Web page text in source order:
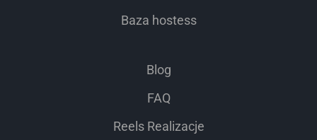
Baza hostess
Blog
FAQ
Reels Realizacje